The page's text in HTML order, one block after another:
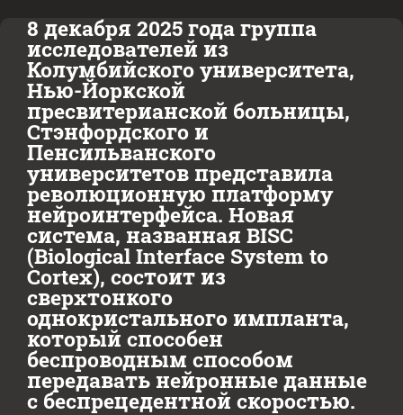
8 декабря 2025 года группа
исследователей из
Колумбийского университета,
Нью-Йоркской
пресвитерианской больницы,
Стэнфордского и
Пенсильванского
университетов представила
революционную платформу
нейроинтерфейса. Новая
система, названная BISC
(Biological Interface System to
Cortex), состоит из
сверхтонкого
однокристального импланта,
который способен
беспроводным способом
передавать нейронные данные
с беспрецедентной скоростью.